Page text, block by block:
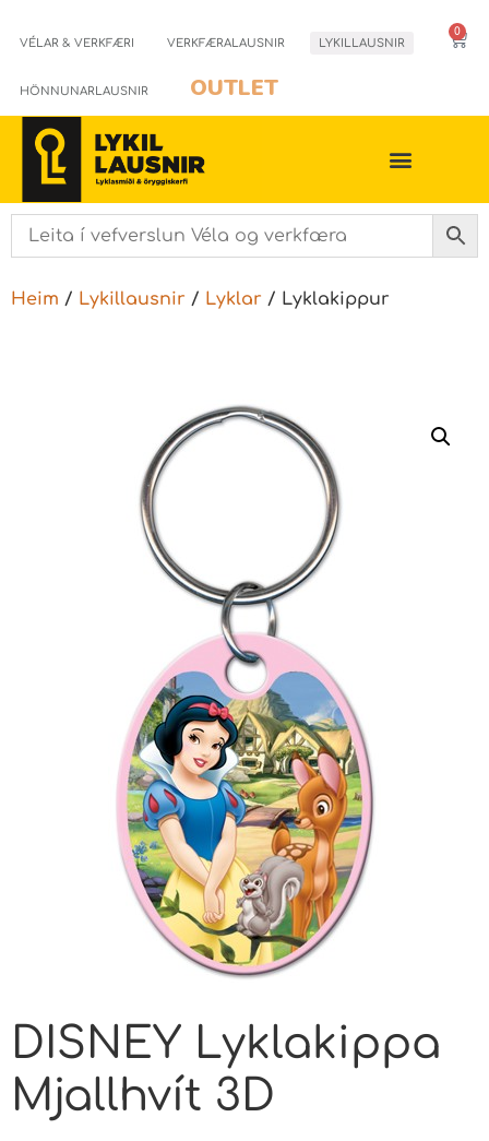
VÉLAR & VERKFÆRI VERKFÆRALAUSNIR LYKILLAUSNIR
HÖNNUNARLAUSNIR OUTLET
0
Heim / Lykillausnir / Lyklar / Lyklakippur
DISNEY Lyklakippa
Mjallhvít 3D